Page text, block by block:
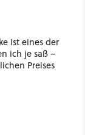
ist eines der
ich je saß –
Preises